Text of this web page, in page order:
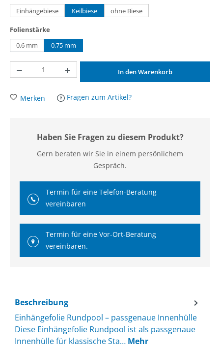
Einhängebiese
Keilbiese ohne Biese
Folienstärke
0,6 mm(Diese Option ist zurzeit nicht verfügbar.)
0,75 mm
Produkt Anzahl: Gib den gewünschten Wert ein oder benutze die Schaltflächen
In den Warenkorb
Merken Fragen zum Artikel?
Haben Sie Fragen zu diesem Produkt?
Gern beraten wir Sie in einem persönlichem
Gespräch.
Termin für eine Telefon-Beratung
vereinbaren
Termin für eine Vor-Ort-Beratung
vereinbaren.
Beschreibung
Einhängefolie Rundpool – passgenaue Innenhülle
Diese Einhängefolie Rundpool ist als passgenaue
Innenhülle für klassische Sta… Mehr